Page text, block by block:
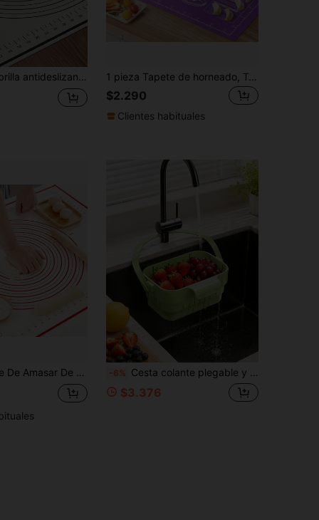
1 pieza Alfombrilla antideslizante multifuncional para amasar con medidas, almohadilla para enrollar y hornear masa, alfombrilla para hornear pan, empanadillas, pasteles, ideal para fiestas festivas, cocina del hogar, Navidad, Pascua, Acción de Gracias, Día de San Valentín 1 pieza Tapete de horneado, Tapete antiadherente para enrollar masa, Hoja antiadherente para amasar pastelería, Con marcas de medición, Tapete de horneado antiadherente de EVA para pastelería, horneado, enrollado y amasado de masa, Flexible y enrollable, Para cocina del hogar, horneado DIY, Navidad, Accesorios de cocina
$2.290
Clientes habituales
1 Pieza Tapete De Amasar De Silicona Platino -6% Cesta colante plegable y expandible para fregadero con tapa, estante de almacenamiento multifunción para grifo de cocina, cesta filtro para frutas, verduras, utensilios y alimentos, colador ahorrador de espacio para lavar verduras
$3.376